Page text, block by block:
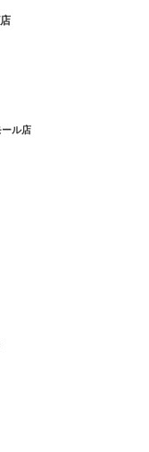
ール店